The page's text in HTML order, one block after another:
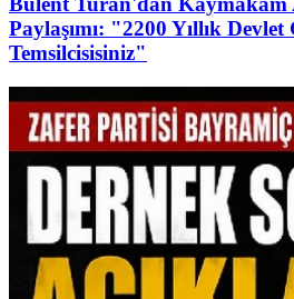
Paylaşımı: "2200 Yıllık Devlet
Temsilcisisiniz"